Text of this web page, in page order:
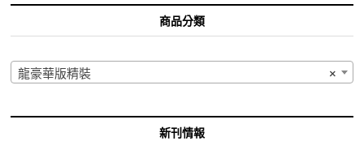
商品分類
×
龍豪華版精裝
新刊情報